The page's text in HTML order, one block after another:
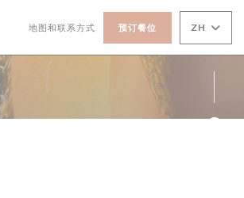
((在新窗口中打开))
((在新窗口中打开))
地图和联系方式 预订餐位 ZH